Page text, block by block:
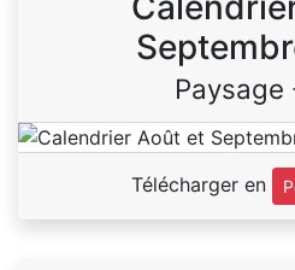
Paysage
Télécharger en